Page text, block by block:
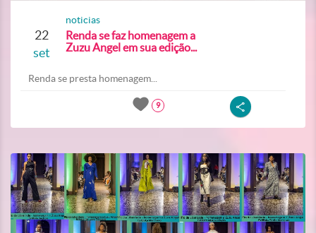
22
set
noticias
Renda se faz homenagem a
Zuzu Angel em sua edição...
Renda se presta homenagem...
9